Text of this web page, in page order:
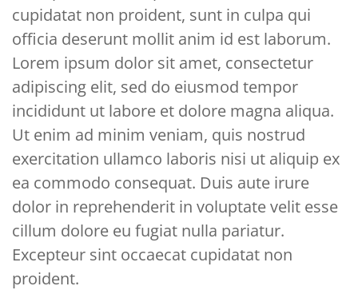
cupidatat non proident, sunt in culpa qui
officia deserunt mollit anim id est laborum.
Lorem ipsum dolor sit amet, consectetur
adipiscing elit, sed do eiusmod tempor
incididunt ut labore et dolore magna aliqua.
Ut enim ad minim veniam, quis nostrud
exercitation ullamco laboris nisi ut aliquip ex
ea commodo consequat. Duis aute irure
dolor in reprehenderit in voluptate velit esse
cillum dolore eu fugiat nulla pariatur.
Excepteur sint occaecat cupidatat non
proident.